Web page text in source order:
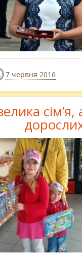
7 червня 2016
сім’я,